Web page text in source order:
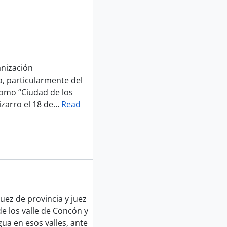
y obras de canalización
de canalización
y obras de canalización
canales
particularmente del
“Ciudad de los
el 18 de… Read
de provincia y juez
los valle de Concón y
en esos valles, ante